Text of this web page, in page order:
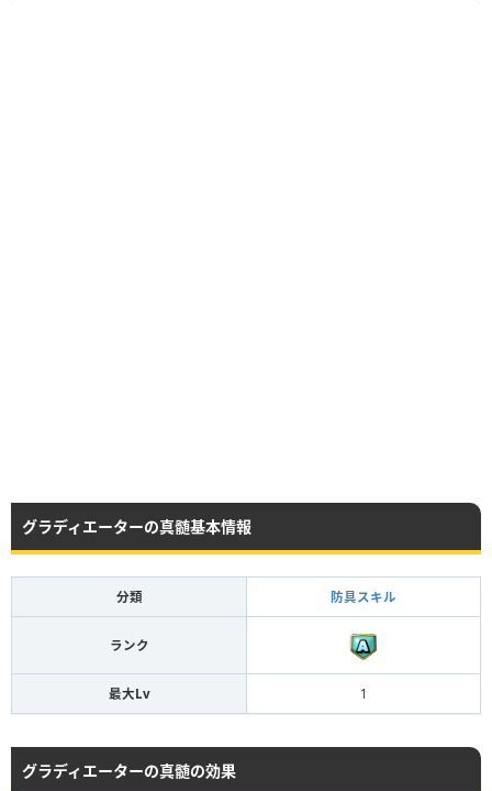
グラディエーターの真髄基本情報
分類 防具スキル
ランク
最大Lv 1
グラディエーターの真髄の効果